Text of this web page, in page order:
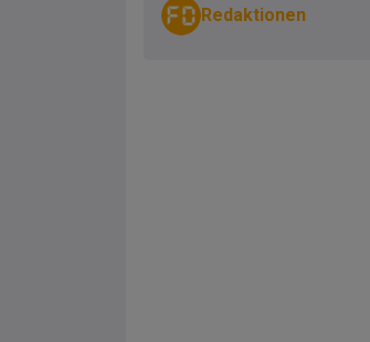
Redaktionen